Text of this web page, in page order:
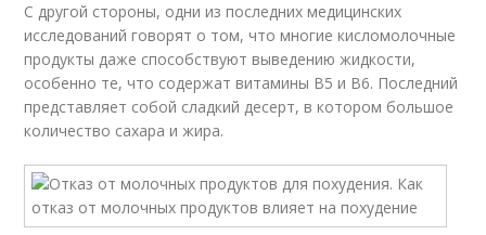
С другой стороны, одни из последних медицинских
исследований говорят о том, что многие кисломолочные
продукты даже способствуют выведению жидкости,
особенно те, что содержат витамины В5 и В6. Последний
представляет собой сладкий десерт, в котором большое
количество сахара и жира.